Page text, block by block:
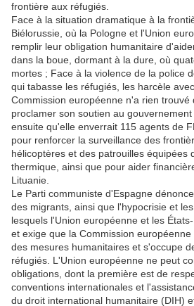
frontière aux réfugiés.
Face à la situation dramatique à la
Biélorussie, où la Pologne et l'Union
remplir leur obligation humanitaire
dans la boue, dormant à la dure, où
mortes ; Face à la violence de la police
qui tabasse les réfugiés, les harcèle
Commission européenne n'a rien trouvé
proclamer son soutien au
ensuite qu'elle enverrait 115 agents de
pour renforcer la surveillance des
hélicoptères et des patrouilles équipées
thermique, ainsi que pour aider
Lituanie.
Le Parti communiste d'Espagne
des migrants, ainsi que l'hypocrisie et
lesquels l'Union européenne et les
et exige que la Commission
des mesures humanitaires et s'occupe
réfugiés. L'Union européenne ne peut
obligations, dont la première est de
conventions internationales et
du droit international humanitaire (DIH)